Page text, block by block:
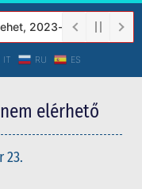
2023-tól a Védett
IT RU ES
elérhető
23.